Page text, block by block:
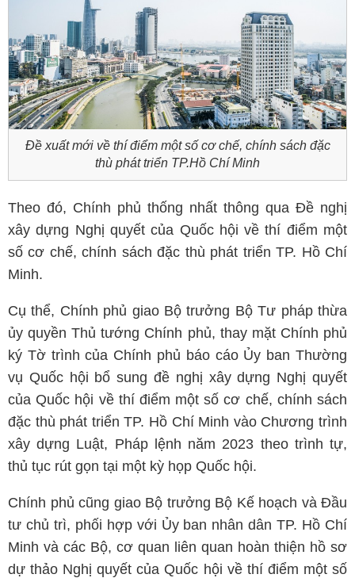
Đề xuất mới về thí điểm một số cơ chế, chính sách đặc
thù phát triển TP.Hồ Chí Minh
Theo đó, Chính phủ thống nhất thông qua Đề nghị
xây dựng Nghị quyết của Quốc hội về thí điểm một
số cơ chế, chính sách đặc thù phát triển TP. Hồ Chí
Minh.
Cụ thể, Chính phủ giao Bộ trưởng Bộ Tư pháp thừa
ủy quyền Thủ tướng Chính phủ, thay mặt Chính phủ
ký Tờ trình của Chính phủ báo cáo Ủy ban Thường
vụ Quốc hội bổ sung đề nghị xây dựng Nghị quyết
của Quốc hội về thí điểm một số cơ chế, chính sách
đặc thù phát triển TP. Hồ Chí Minh vào Chương trình
xây dựng Luật, Pháp lệnh năm 2023 theo trình tự,
thủ tục rút gọn tại một kỳ họp Quốc hội.
Chính phủ cũng giao Bộ trưởng Bộ Kế hoạch và Đầu
tư chủ trì, phối hợp với Ủy ban nhân dân TP. Hồ Chí
Minh và các Bộ, cơ quan liên quan hoàn thiện hồ sơ
dự thảo Nghị quyết của Quốc hội về thí điểm một số